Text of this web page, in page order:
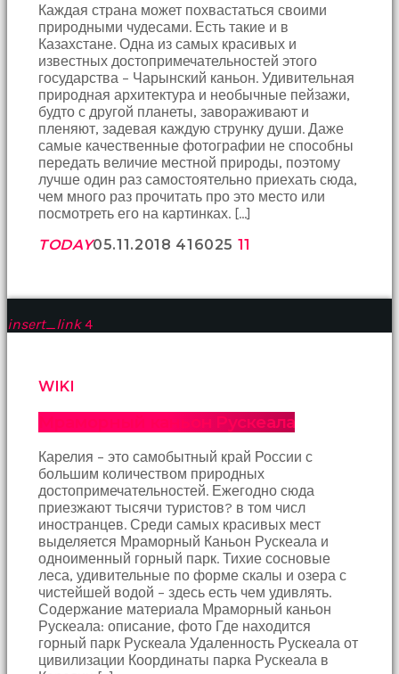
Каждая страна может похвастаться своими
природными чудесами. Есть такие и в
Казахстане. Одна из самых красивых и
известных достопримечательностей этого
государства – Чарынский каньон. Удивительная
природная архитектура и необычные пейзажи,
будто с другой планеты, завораживают и
пленяют, задевая каждую струнку души. Даже
самые качественные фотографии не способны
передать величие местной природы, поэтому
лучше один раз самостоятельно приехать сюда,
чем много раз прочитать про это место или
посмотреть его на картинках. […]
TODAY05.11.2018 416025 11
insert_link 4
WIKI
Мраморный каньон Рускеала
Карелия – это самобытный край России с
большим количеством природных
достопримечательностей. Ежегодно сюда
приезжают тысячи туристов? в том числ
иностранцев. Среди самых красивых мест
выделяется Мраморный Каньон Рускеала и
одноименный горный парк. Тихие сосновые
леса, удивительные по форме скалы и озера с
чистейшей водой – здесь есть чем удивлять.
Содержание материала Мраморный каньон
Рускеала: описание, фото Где находится
горный парк Рускеала Удаленность Рускеала от
цивилизации Координаты парка Рускеала в